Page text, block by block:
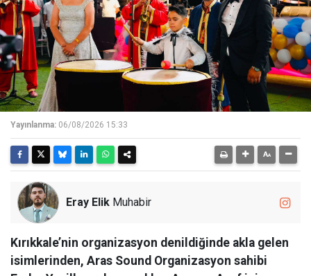
Yayınlanma: 06/08/2026 15:33
Eray Elik Muhabir
Kırıkkale’nin organizasyon denildiğinde akla gelen
isimlerinden, Aras Sound Organizasyon sahibi